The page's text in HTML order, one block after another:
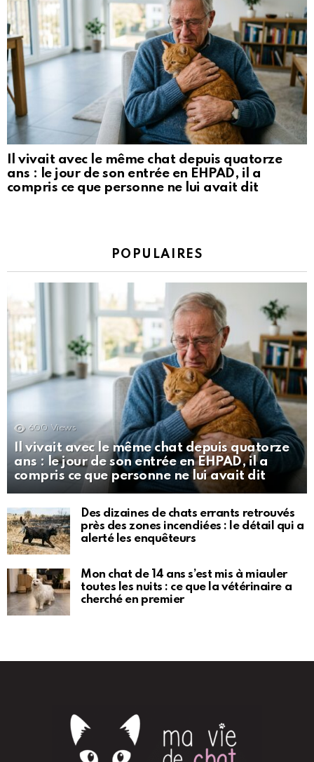
Il vivait avec le même chat depuis quatorze
ans : le jour de son entrée en EHPAD, il a
compris ce que personne ne lui avait dit
POPULAIRES
600 Views
Il vivait avec le même chat depuis quatorze
ans : le jour de son entrée en EHPAD, il a
compris ce que personne ne lui avait dit
Des dizaines de chats errants retrouvés
près des zones incendiées : le détail qui a
alerté les enquêteurs
Mon chat de 14 ans s’est mis à miauler
toutes les nuits : ce que la vétérinaire a
cherché en premier